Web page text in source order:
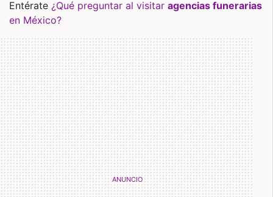
Entérate ¿Qué preguntar al visitar agencias funerarias
en México?